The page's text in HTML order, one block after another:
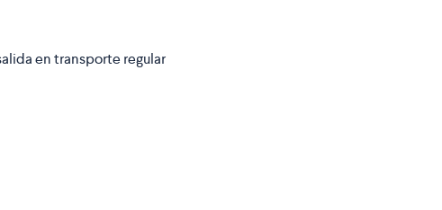
en transporte regular